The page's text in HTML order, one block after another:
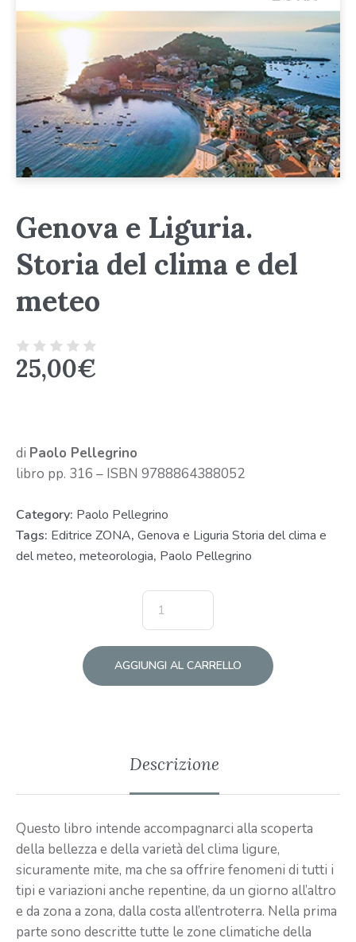
Genova e Liguria.
Storia del clima e del
meteo
25,00€
di Paolo Pellegrino
libro pp. 316 – ISBN 9788864388052
Category: Paolo Pellegrino
Tags: Editrice ZONA, Genova e Liguria Storia del clima e
del meteo, meteorologia, Paolo Pellegrino
AGGIUNGI AL CARRELLO
Descrizione
Questo libro intende accompagnarci alla scoperta
della bellezza e della varietà del clima ligure,
sicuramente mite, ma che sa offrire fenomeni di tutti i
tipi e variazioni anche repentine, da un giorno all’altro
e da zona a zona, dalla costa all’entroterra. Nella prima
parte sono descritte tutte le zone climatiche della